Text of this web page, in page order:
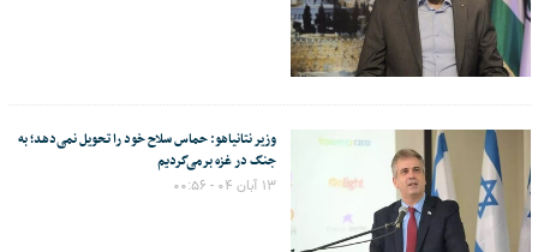
وزیر نتانیاهو: حماس سلاح خود را تحویل نمی‌دهد؛ به
جنگ در غزه برمی‌گردیم
۱۳ آبان ۰۴ - ۰۰:۵۶